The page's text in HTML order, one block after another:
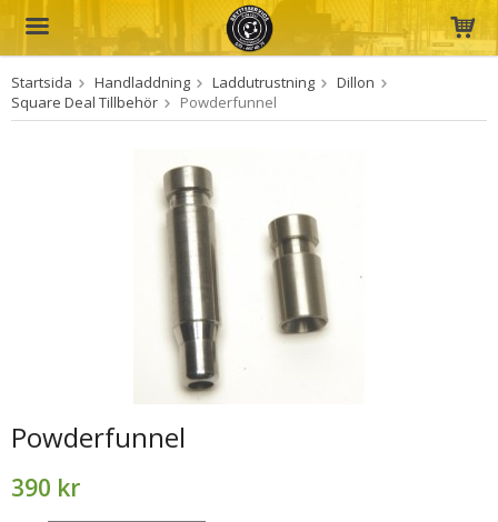
Produkten har blivit tillagd i varukorgen
Startsida Handladdning Laddutrustning
Dillon
Square Deal Tillbehör
Powderfunnel
Powderfunnel
390 kr